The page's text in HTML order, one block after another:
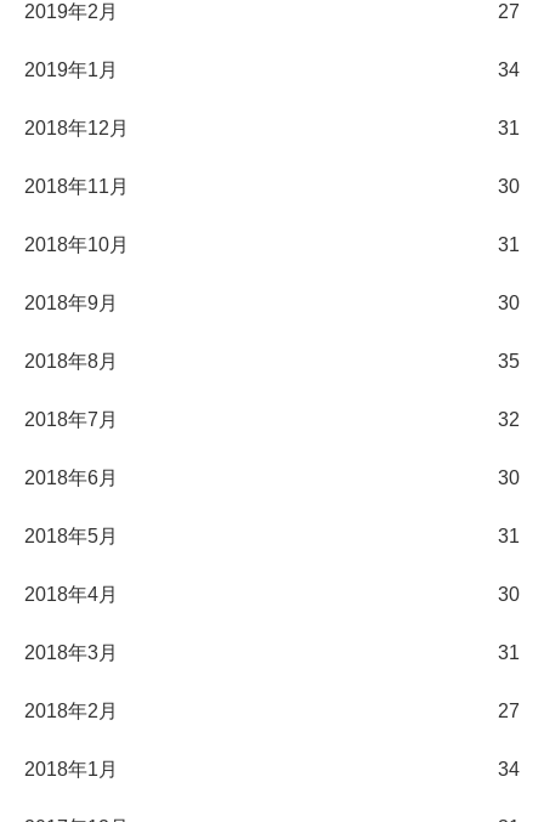
2019年2月 27
2019年1月 34
2018年12月 31
2018年11月 30
2018年10月 31
2018年9月 30
2018年8月 35
2018年7月 32
2018年6月 30
2018年5月 31
2018年4月 30
2018年3月 31
2018年2月 27
2018年1月 34